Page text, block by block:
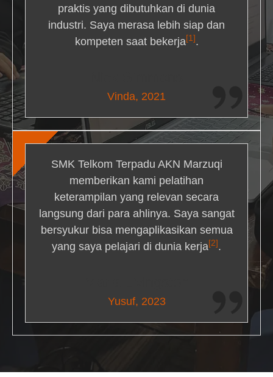
praktis yang dibutuhkan di dunia
industri. Saya merasa lebih siap dan
kompeten saat bekerja[1] .
Vinda, 2021
SMK Telkom Terpadu AKN Marzuqi
memberikan kami pelatihan
keterampilan yang relevan secara
langsung dari para ahlinya. Saya sangat
bersyukur bisa mengaplikasikan semua
yang saya pelajari di dunia kerja[2] .
Yusuf, 2023